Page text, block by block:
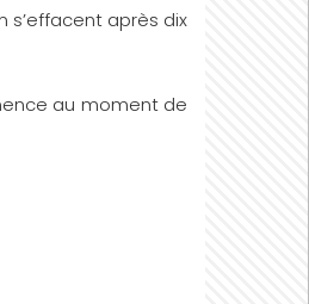
s’effacent après dix
au moment de